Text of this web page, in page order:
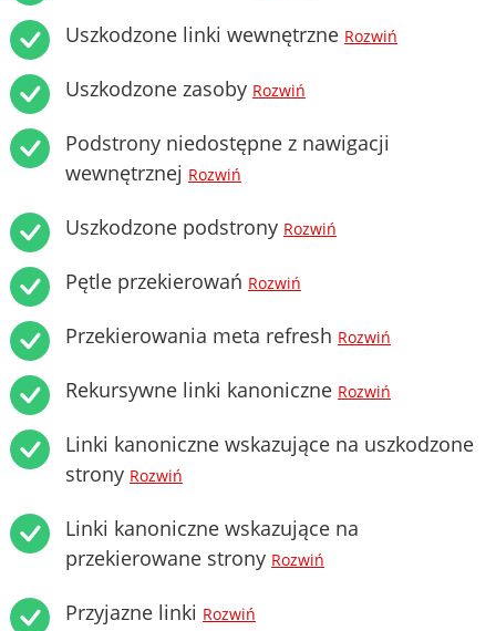
Uszkodzone linki wewnętrzne Rozwiń
Uszkodzone zasoby Rozwiń
Podstrony niedostępne z nawigacji
wewnętrznej Rozwiń
Uszkodzone podstrony Rozwiń
Pętle przekierowań Rozwiń
Przekierowania meta refresh Rozwiń
Rekursywne linki kanoniczne Rozwiń
Linki kanoniczne wskazujące na uszkodzone
strony Rozwiń
Linki kanoniczne wskazujące na
przekierowane strony Rozwiń
Przyjazne linki Rozwiń